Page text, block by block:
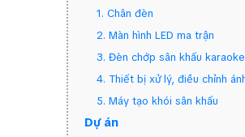
1. Chân đèn
2. Màn hình LED ma trận
3. Đèn chớp sân khấu karaoke
4. Thiết bị xử lý, điều chỉnh
5. Máy tạo khói sân khấu
Dự án